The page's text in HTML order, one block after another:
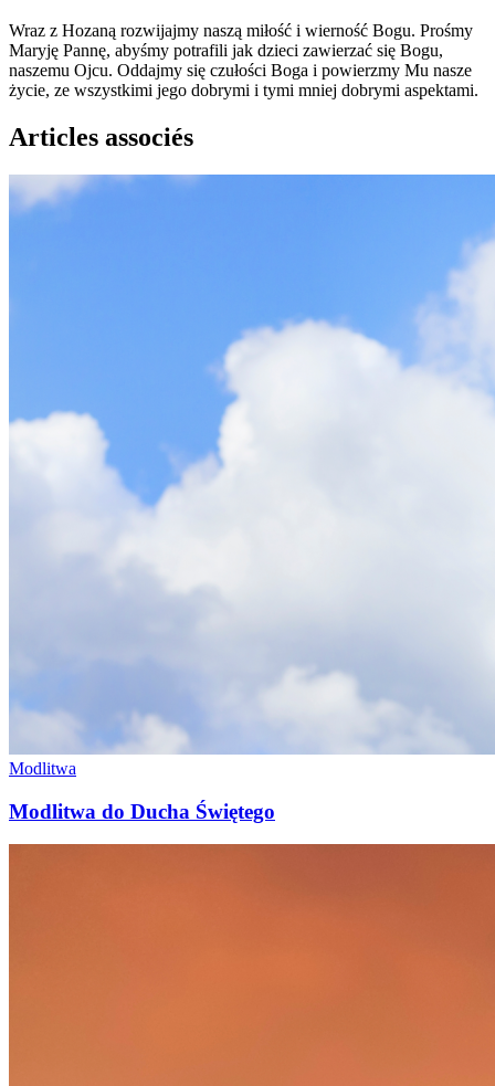
Wraz z Hozaną rozwijajmy naszą miłość i wierność Bogu. Prośmy
Maryję Pannę, abyśmy potrafili jak dzieci zawierzać się Bogu,
naszemu Ojcu. Oddajmy się czułości Boga i powierzmy Mu nasze
życie, ze wszystkimi jego dobrymi i tymi mniej dobrymi aspektami.
Articles associés
Modlitwa
Modlitwa do Ducha Świętego